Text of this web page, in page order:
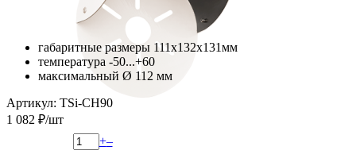
габаритные размеры 111х132х131мм
температура -50...+60
мaксимальный Ø 112 мм
Артикул: TSi-CH90
1 082 ₽/шт
+–